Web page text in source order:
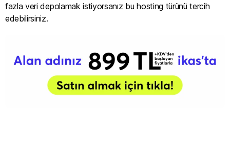
fazla veri depolamak istiyorsanız bu hosting türünü tercih
edebilirsiniz.